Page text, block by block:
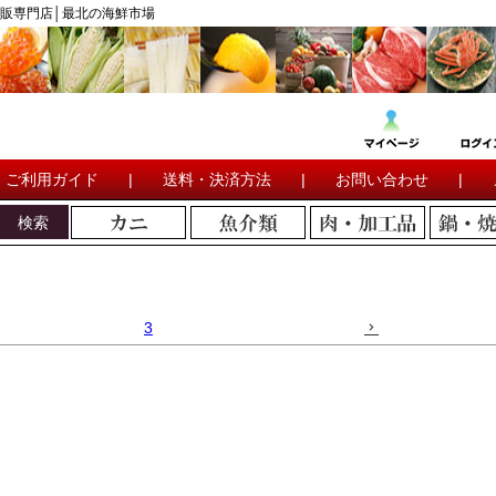
専門店│最北の海鮮市場
ご利用ガイド | 送料・決済方法 | お問い合わせ |
検索
3